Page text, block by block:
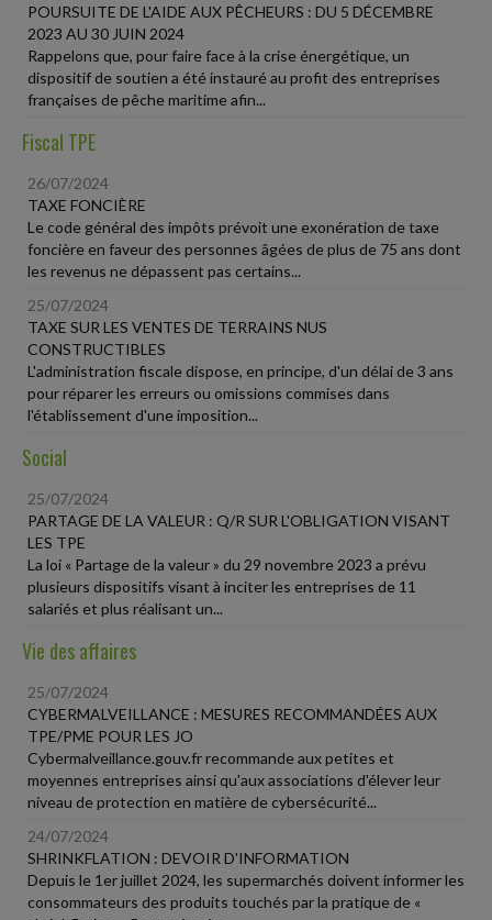
POURSUITE DE L'AIDE AUX PÊCHEURS : DU 5 DÉCEMBRE
2023 AU 30 JUIN 2024
Rappelons que, pour faire face à la crise énergétique, un
dispositif de soutien a été instauré au profit des entreprises
françaises de pêche maritime afin...
Fiscal TPE
26/07/2024
TAXE FONCIÈRE
Le code général des impôts prévoit une exonération de taxe
foncière en faveur des personnes âgées de plus de 75 ans dont
les revenus ne dépassent pas certains...
25/07/2024
TAXE SUR LES VENTES DE TERRAINS NUS
CONSTRUCTIBLES
L'administration fiscale dispose, en principe, d'un délai de 3 ans
pour réparer les erreurs ou omissions commises dans
l'établissement d'une imposition...
Social
25/07/2024
PARTAGE DE LA VALEUR : Q/R SUR L'OBLIGATION VISANT
LES TPE
La loi « Partage de la valeur » du 29 novembre 2023 a prévu
plusieurs dispositifs visant à inciter les entreprises de 11
salariés et plus réalisant un...
Vie des affaires
25/07/2024
CYBERMALVEILLANCE : MESURES RECOMMANDÉES AUX
TPE/PME POUR LES JO
Cybermalveillance.gouv.fr recommande aux petites et
moyennes entreprises ainsi qu'aux associations d'élever leur
niveau de protection en matière de cybersécurité...
24/07/2024
SHRINKFLATION : DEVOIR D'INFORMATION
Depuis le 1er juillet 2024, les supermarchés doivent informer les
consommateurs des produits touchés par la pratique de «